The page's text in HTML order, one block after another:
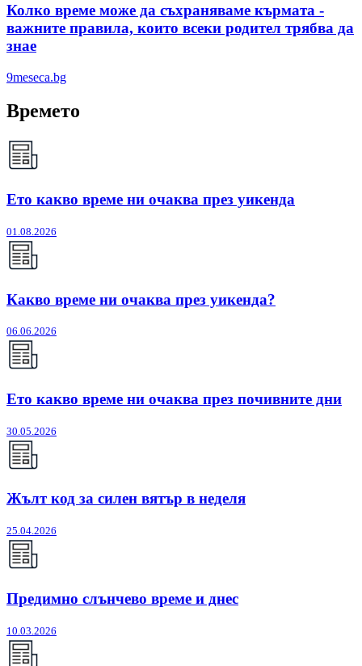
Колко време може да съхраняваме кърмата -
важните правила, които всеки родител трябва да
знае
9meseca.bg
Времето
Ето какво време ни очаква през уикенда
01.08.2026
Какво време ни очаква през уикенда?
06.06.2026
Ето какво време ни очаква през почивните дни
30.05.2026
Жълт код за силен вятър в неделя
25.04.2026
Предимно слънчево време и днес
10.03.2026